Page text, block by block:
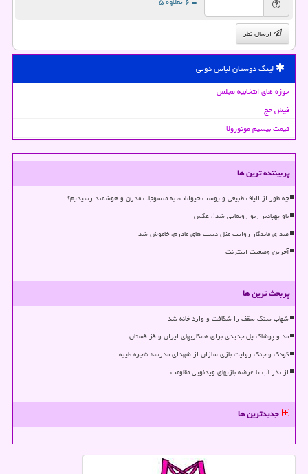
ارسال نظر
لینک دوستان لباس دونی
حوزه های انتخابیه مجلس
فیش حج
قیمت بیسیم موتورولا
پربیننده ترین ها
چه طور از الیاف طبیعی و پوست حیوانات، به منسوجات مدرن و هوشمند رسیدیم؟
ناو پهپادبر رنو رونمایی شد!، عکس
صدای ماندگار روایت مثل دست های مادرم، خاموش شد
آخرین وضعیت اینترنت
پربحث ترین ها
شهاب سنگ سقف را شکافت و وارد خانه شد
مد و پوشاک پل جدیدی برای همکاریهای ایران و قزاقستان
کودک و جنگ روایت بازی سازان از شهدای مدرسه شجره طیبه
از نذر آب تا عرضه بازیهای ویدئویی مقاومت
جدیدترین ها